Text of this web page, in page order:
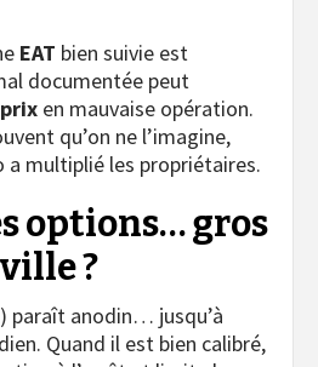
EAT bien suivie est
documentée peut
prix en mauvaise opération.
qu’on ne l’imagine,
a multiplié les propriétaires.
options… gros
?
paraît anodin… jusqu’à
Quand il est bien calibré,